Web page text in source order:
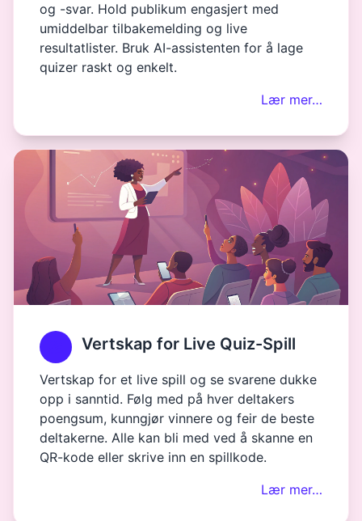
og -svar. Hold publikum engasjert med
umiddelbar tilbakemelding og live
resultatlister. Bruk AI-assistenten for å lage
quizer raskt og enkelt.
Lær mer…
Vertskap for Live Quiz-Spill
Vertskap for et live spill og se svarene dukke
opp i sanntid. Følg med på hver deltakers
poengsum, kunngjør vinnere og feir de beste
deltakerne. Alle kan bli med ved å skanne en
QR-kode eller skrive inn en spillkode.
Lær mer…